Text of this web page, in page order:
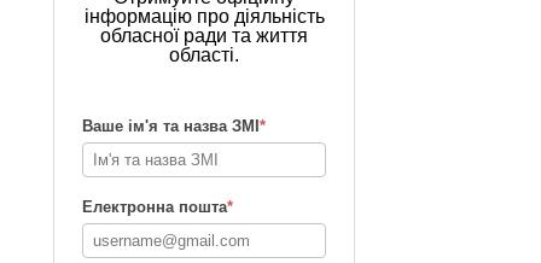
інформацію про діяльність
обласної ради та життя
області.
Ваше ім'я та назва ЗМІ*
Електронна пошта*